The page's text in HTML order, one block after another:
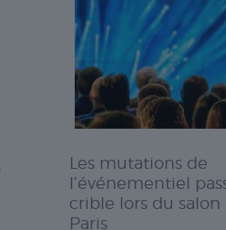
Les mutations de
l’événementiel
crible lors du salon
Paris